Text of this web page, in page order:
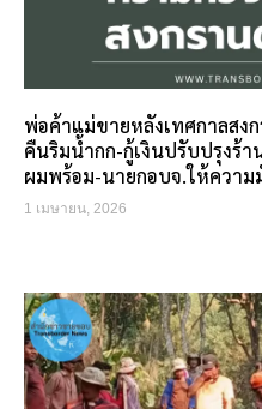
พ่อค้าแม่ขายหลังเทศกาลสง
คืนริมน้ำกก-กู้เงินปรับปรุงร้
ผมพร้อม-นายกอบจ.ให้ควา
1 เมษายน, 2026